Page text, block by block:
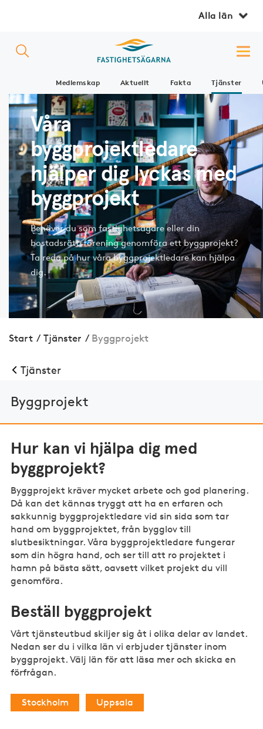
Alla län
Medlemskap Aktuellt Fakta Tjänster
Våra
byggprojektledare
hjälper dig lyckas med
byggprojekt
Behöver du som fastighetsägare eller din
bostadsrättsförening genomföra ett byggprojekt?
Ta reda på hur våra byggprojektledare kan hjälpa
dig.
Start / Tjänster / Bygg­projekt
Tjänster
Bygg­projekt
Hur kan vi hjälpa dig med
byggprojekt?
Byggprojekt kräver mycket arbete och god planering.
Då kan det kännas tryggt att ha en erfaren och
sakkunnig byggprojektledare vid sin sida som tar
hand om byggprojektet, från bygglov till
slutbesiktningar. Våra byggprojektledare fungerar
som din högra hand, och ser till att ro projektet i
hamn på bästa sätt, oavsett vilket projekt du vill
genomföra.
Beställ byggprojekt
Vårt tjänsteutbud skiljer sig åt i olika delar av landet.
Nedan ser du i vilka län vi erbjuder tjänster inom
byggprojekt. Välj län för att läsa mer och skicka en
förfrågan.
Stockholm Uppsala